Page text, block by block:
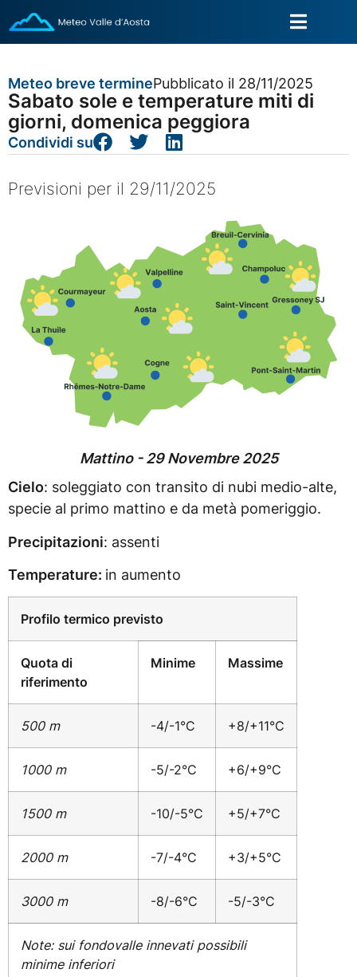
Meteo breve terminePubblicato il 28/11/2025
Sabato sole e temperature miti di
giorni, domenica peggiora
Condividi su
Previsioni per il 29/11/2025
Mattino - 29 Novembre 2025
Cielo: soleggiato con transito di nubi medio-alte,
specie al primo mattino e da metà pomeriggio.
Precipitazioni: assenti
Temperature: in aumento
Profilo termico previsto
Quota di
riferimento
Minime Massime
500 m -4/-1°C +8/+11°C
1000 m -5/-2°C +6/+9°C
1500 m -10/-5°C +5/+7°C
2000 m -7/-4°C +3/+5°C
3000 m -8/-6°C -5/-3°C
Note: sui fondovalle innevati possibili
minime inferiori